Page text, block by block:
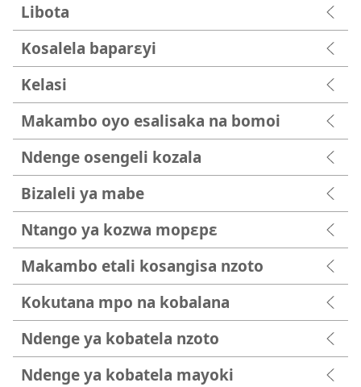
Libota
Kosalela baparɛyi
Kelasi
Makambo oyo esalisaka na bomoi
Ndenge osengeli kozala
Bizaleli ya mabe
Ntango ya kozwa mopɛpɛ
Makambo etali kosangisa nzoto
Kokutana mpo na kobalana
Ndenge ya kobatela nzoto
Ndenge ya kobatela mayoki